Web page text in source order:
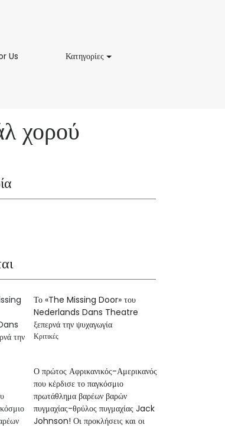
Us Κατηγορίες Κατηγορίες
χορού
Το «The Missing Door» του
Nederlands Dans Theatre
ξεπερνά την ψυχαγωγία
Κριτικές
Ο πρώτος Αφρικανικός-Αμερικανός
που κέρδισε το παγκόσμιο
πρωτάθλημα βαρέων βαρών
πυγμαχίας-θρύλος πυγμαχίας Jack
Johnson! Οι προκλήσεις και οι